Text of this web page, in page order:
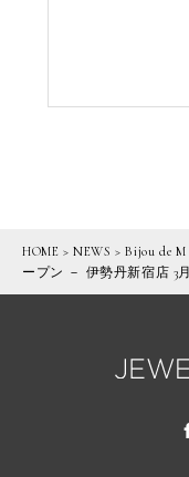
HOME >NEWS >Bijou de
ープン － 伊勢丹新宿店 3